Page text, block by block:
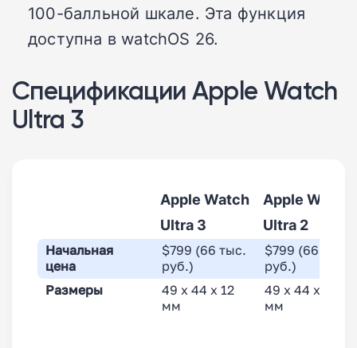
100-балльной шкале. Эта функция
доступна в watchOS 26.
Спецификации Apple Watch
Ultra 3
Apple Watch
Ultra 3
Apple Watch
Ultra 2
Начальная
цена
$799 (66 тыс.
руб.)
$799 (66 тыс.
руб.)
Размеры
49 x 44 x 12
мм
49 x 44 x 14,4
мм